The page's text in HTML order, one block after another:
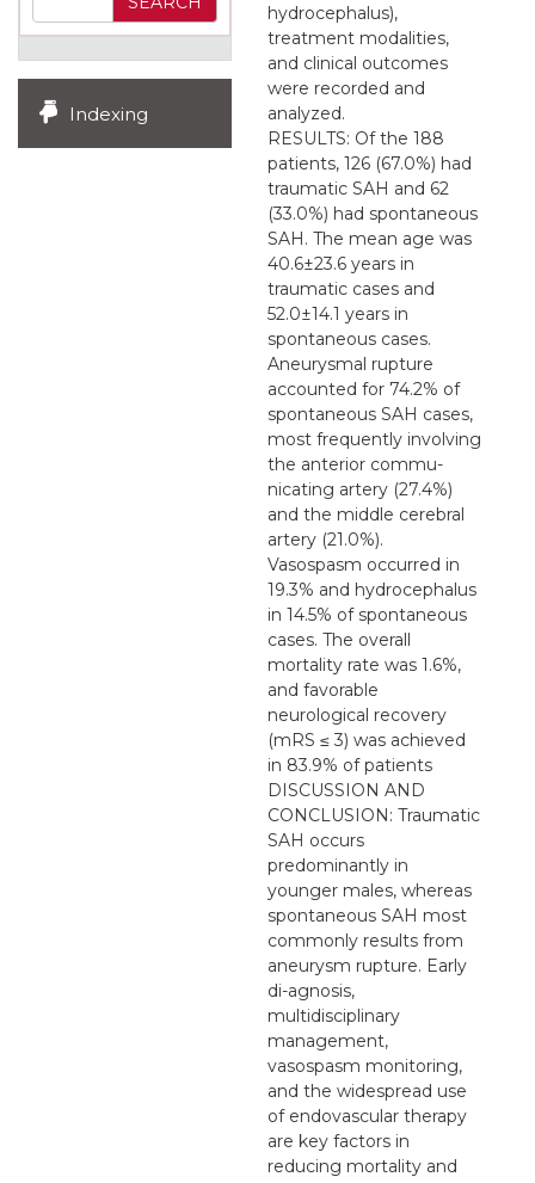
Indexing
hydrocephalus),
treatment modalities,
and clinical outcomes
were recorded and
analyzed.
RESULTS: Of the 188
patients, 126 (67.0%) had
traumatic SAH and 62
(33.0%) had spontaneous
SAH. The mean age was
40.6±23.6 years in
traumatic cases and
52.0±14.1 years in
spontaneous cases.
Aneurysmal rupture
accounted for 74.2% of
spontaneous SAH cases,
most frequently involving
the anterior commu-
nicating artery (27.4%)
and the middle cerebral
artery (21.0%).
Vasospasm occurred in
19.3% and hydrocephalus
in 14.5% of spontaneous
cases. The overall
mortality rate was 1.6%,
and favorable
neurological recovery
(mRS ≤ 3) was achieved
in 83.9% of patients
DISCUSSION AND
CONCLUSION: Traumatic
SAH occurs
predominantly in
younger males, whereas
spontaneous SAH most
commonly results from
aneurysm rupture. Early
di-agnosis,
multidisciplinary
management,
vasospasm monitoring,
and the widespread use
of endovascular therapy
are key factors in
reducing mortality and